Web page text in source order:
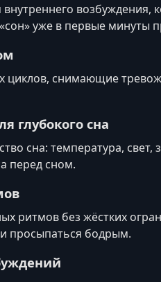
возбуждения,
уже в первые минуты
циклов, снимающие
глубокого сна
сна: температура, свет,
перед сном.
ритмов без жёстких
просыпаться бодрым.